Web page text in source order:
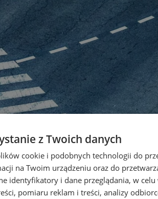
z Twoich danych
cookie i podobnych technologii do
na Twoim urządzeniu oraz do
identyfikatory i dane przeglądania, w
pomiaru reklam i treści, analizy